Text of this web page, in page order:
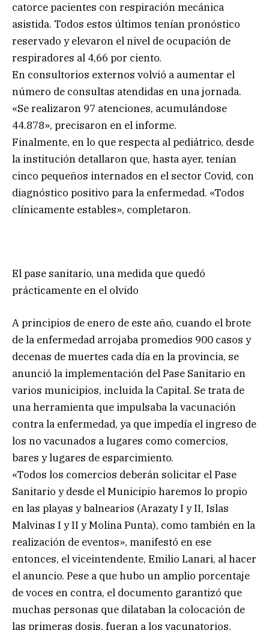
catorce pacientes con respiración mecánica
asistida. Todos estos últimos tenían pronóstico
reservado y elevaron el nivel de ocupación de
respiradores al 4,66 por ciento.
En consultorios externos volvió a aumentar el
número de consultas atendidas en una jornada.
«Se realizaron 97 atenciones, acumulándose
44.878», precisaron en el informe.
Finalmente, en lo que respecta al pediátrico, desde
la institución detallaron que, hasta ayer, tenían
cinco pequeños internados en el sector Covid, con
diagnóstico positivo para la enfermedad. «Todos
clínicamente estables», completaron.
El pase sanitario, una medida que quedó
prácticamente en el olvido
A principios de enero de este año, cuando el brote
de la enfermedad arrojaba promedios 900 casos y
decenas de muertes cada día en la provincia, se
anunció la implementación del Pase Sanitario en
varios municipios, incluida la Capital. Se trata de
una herramienta que impulsaba la vacunación
contra la enfermedad, ya que impedía el ingreso de
los no vacunados a lugares como comercios,
bares y lugares de esparcimiento.
«Todos los comercios deberán solicitar el Pase
Sanitario y desde el Municipio haremos lo propio
en las playas y balnearios (Arazaty I y II, Islas
Malvinas I y II y Molina Punta), como también en la
realización de eventos», manifestó en ese
entonces, el viceintendente, Emilio Lanari, al hacer
el anuncio. Pese a que hubo un amplio porcentaje
de voces en contra, el documento garantizó que
muchas personas que dilataban la colocación de
las primeras dosis, fueran a los vacunatorios.